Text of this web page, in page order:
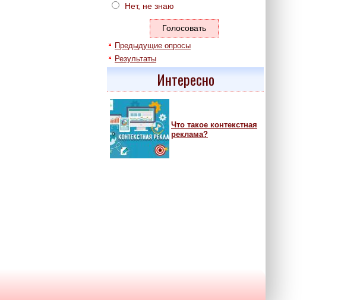
Нет, не знаю
Предыдущие опросы
Результаты
Интересно
Что такое контекстная
реклама?